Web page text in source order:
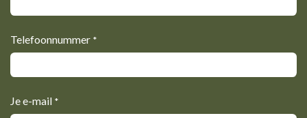
Telefoonnummer *
Je e-mail *